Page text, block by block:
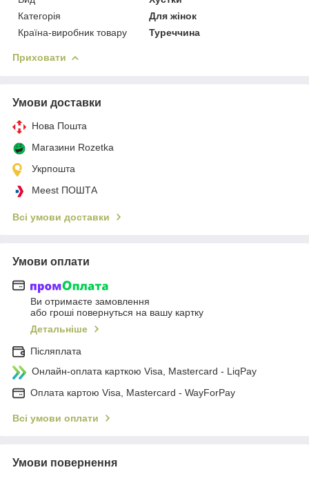
Категорія
Для жінок
Країна-виробник товару
Туреччина
Приховати
Умови доставки
Нова Пошта
Магазини Rozetka
Укрпошта
Meest ПОШТА
Всі умови доставки
Умови оплати
Ви отримаєте замовлення
або гроші повернуться на вашу картку
Детальніше
Післяплата
Онлайн-оплата карткою Visa, Mastercard - LiqPay
Оплата картою Visa, Mastercard - WayForPay
Всі умови оплати
Умови повернення